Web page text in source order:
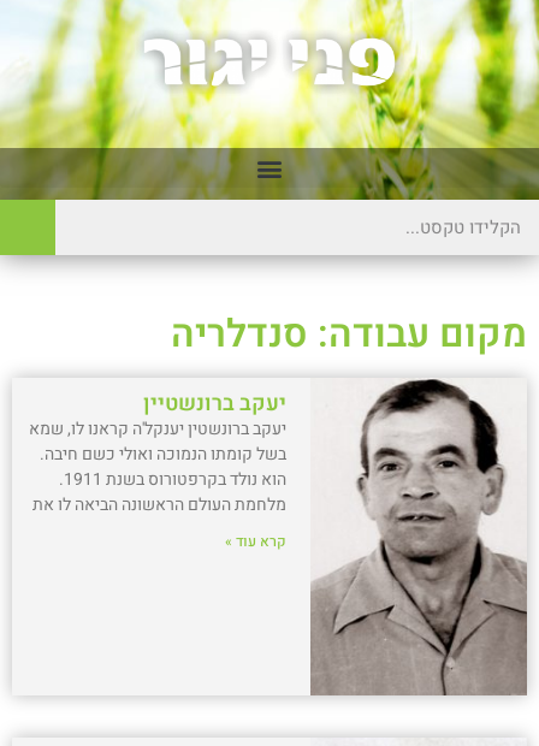
מקום עבודה: סנדלריה
יעקב ברונשטיין
יעקב ברונשטין יענקל'ה קראנו לו, שמא
בשל קומתו הנמוכה ואולי כשם חיבה.
הוא נולד בקרפטורוס בשנת 1911.
מלחמת העולם הראשונה הביאה לו את
קרא עוד »